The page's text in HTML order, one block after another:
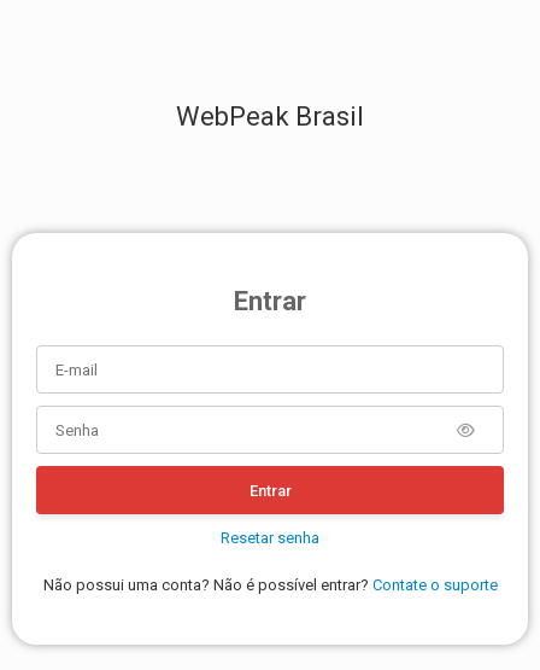
WebPeak Brasil
Entrar
Entrar
Resetar senha
Não possui uma conta? Não é possível entrar? Contate o suporte